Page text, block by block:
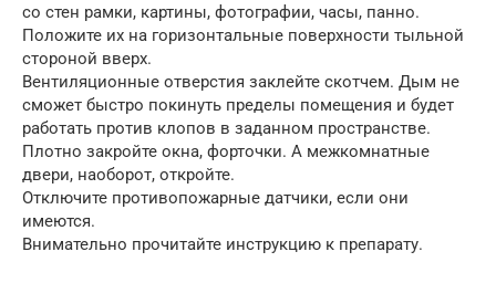
со стен рамки, картины, фотографии, часы, панно.
Положите их на горизонтальные поверхности тыльной
стороной вверх.
Вентиляционные отверстия заклейте скотчем. Дым не
сможет быстро покинуть пределы помещения и будет
работать против клопов в заданном пространстве.
Плотно закройте окна, форточки. А межкомнатные
двери, наоборот, откройте.
Отключите противопожарные датчики, если они
имеются.
Внимательно прочитайте инструкцию к препарату.